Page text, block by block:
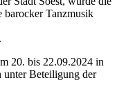
Tanzmusik
20. bis 22.09.2024 in
unter Beteiligung der